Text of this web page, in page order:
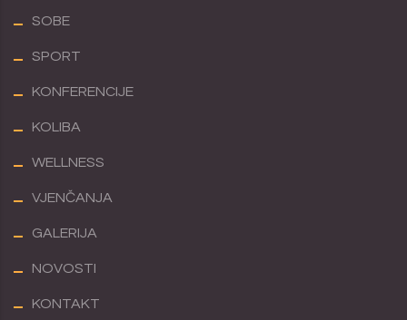
SOBE
SPORT
KONFERENCIJE
KOLIBA
WELLNESS
VJENČANJA
GALERIJA
NOVOSTI
KONTAKT